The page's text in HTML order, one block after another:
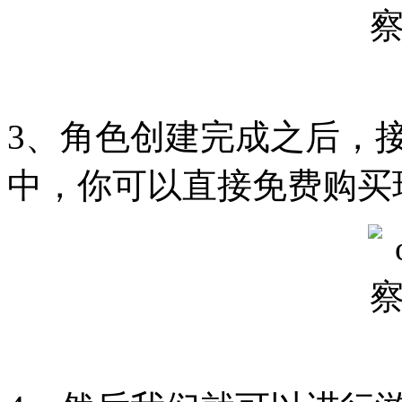
3、角色创建完成之后，
中，你可以直接免费购